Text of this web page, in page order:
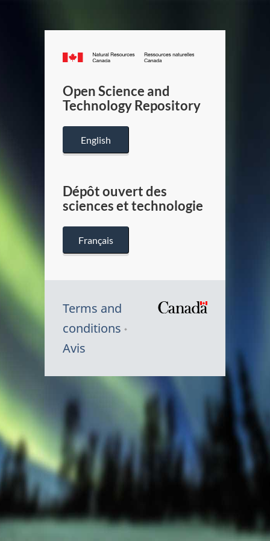
Canada.ca
/
Canada
Open Science and
Technology Repository
English
Dépôt ouvert des
sciences et technologie
Français
Terms and
conditions
Avis
Canada